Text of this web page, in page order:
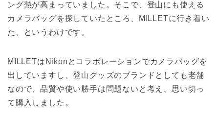
ング熱が高まっていました。そこで、登山にも使える
カメラバッグを探していたところ、MILLETに行き着い
た、というわけです。
MILLETはNikonとコラボレーションでカメラバッグを
出していますし、登山グッズのブランドとしても老舗
なので、品質や使い勝手は問題ないと考え、思い切っ
て購入しました。